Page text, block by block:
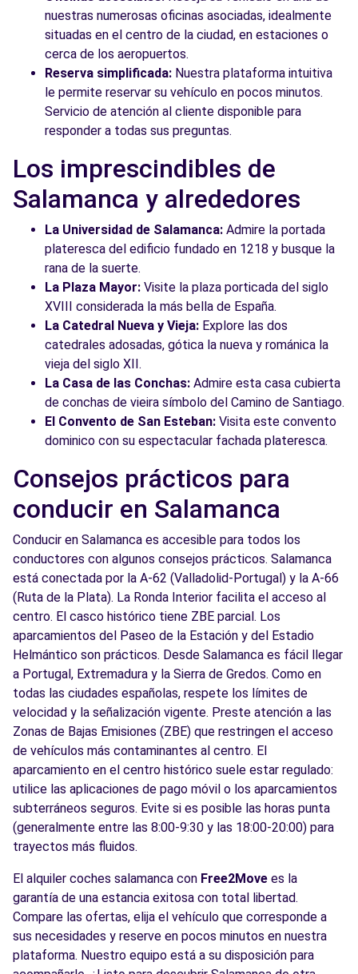
nuestras numerosas oficinas asociadas, idealmente
situadas en el centro de la ciudad, en estaciones o
cerca de los aeropuertos.
Reserva simplificada: Nuestra plataforma intuitiva
le permite reservar su vehículo en pocos minutos.
Servicio de atención al cliente disponible para
responder a todas sus preguntas.
Los imprescindibles de
Salamanca y alrededores
La Universidad de Salamanca: Admire la portada
plateresca del edificio fundado en 1218 y busque la
rana de la suerte.
La Plaza Mayor: Visite la plaza porticada del siglo
XVIII considerada la más bella de España.
La Catedral Nueva y Vieja: Explore las dos
catedrales adosadas, gótica la nueva y románica la
vieja del siglo XII.
La Casa de las Conchas: Admire esta casa cubierta
de conchas de vieira símbolo del Camino de Santiago.
El Convento de San Esteban: Visita este convento
dominico con su espectacular fachada plateresca.
Consejos prácticos para
conducir en Salamanca
Conducir en Salamanca es accesible para todos los
conductores con algunos consejos prácticos. Salamanca
está conectada por la A-62 (Valladolid-Portugal) y la A-66
(Ruta de la Plata). La Ronda Interior facilita el acceso al
centro. El casco histórico tiene ZBE parcial. Los
aparcamientos del Paseo de la Estación y del Estadio
Helmántico son prácticos. Desde Salamanca es fácil llegar
a Portugal, Extremadura y la Sierra de Gredos. Como en
todas las ciudades españolas, respete los límites de
velocidad y la señalización vigente. Preste atención a las
Zonas de Bajas Emisiones (ZBE) que restringen el acceso
de vehículos más contaminantes al centro. El
aparcamiento en el centro histórico suele estar regulado:
utilice las aplicaciones de pago móvil o los aparcamientos
subterráneos seguros. Evite si es posible las horas punta
(generalmente entre las 8:00-9:30 y las 18:00-20:00) para
trayectos más fluidos.
El alquiler coches salamanca con Free2Move es la
garantía de una estancia exitosa con total libertad.
Compare las ofertas, elija el vehículo que corresponde a
sus necesidades y reserve en pocos minutos en nuestra
plataforma. Nuestro equipo está a su disposición para